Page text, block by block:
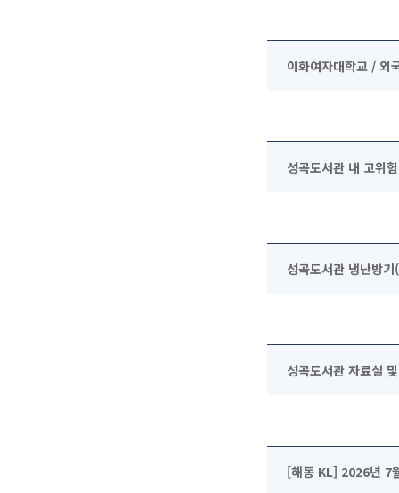
이화여자대학교 / 외
성곡도서관 내 고위
성곡도서관 냉난방
성곡도서관 자료실
[해동 KL] 2026년 7